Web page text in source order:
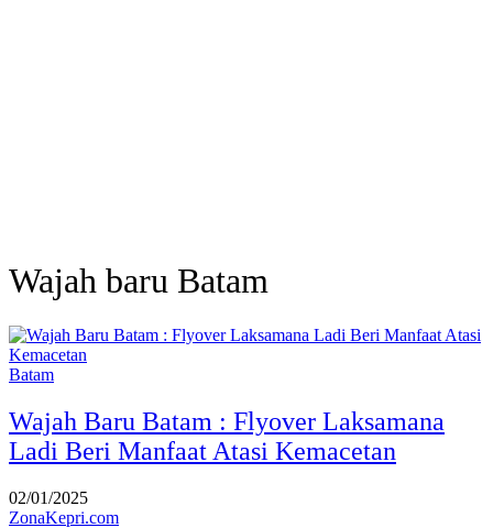
Wajah baru Batam
Batam
Wajah Baru Batam : Flyover Laksamana
Ladi Beri Manfaat Atasi Kemacetan
02/01/2025
ZonaKepri.com